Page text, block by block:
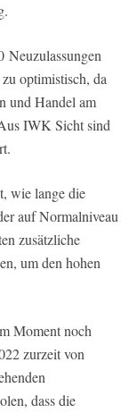
Neuzulassungen
optimistisch, da
und Handel am
IWK Sicht sind
wie lange die
auf Normalniveau
zusätzliche
um den hohen
Moment noch
zurzeit von
dass die